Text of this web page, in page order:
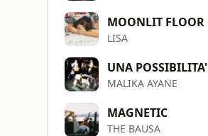
MOONLIT FLOOR
LISA
UNA POSSIBILITA'
MALIKA AYANE
MAGNETIC
THE BAUSA